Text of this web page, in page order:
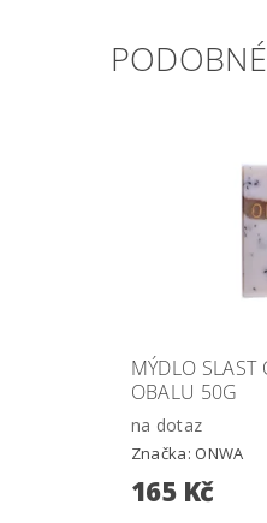
MÝDLO SLAST
OBALU 50G
na dotaz
Značka: ONWA
165 Kč